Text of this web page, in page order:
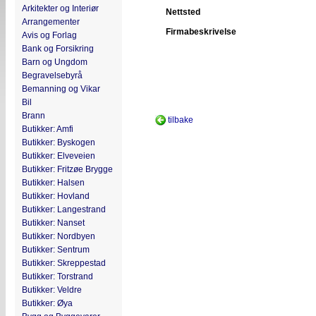
Arkitekter og Interiør
Arrangementer
Avis og Forlag
Bank og Forsikring
Barn og Ungdom
Begravelsebyrå
Bemanning og Vikar
Bil
Brann
Butikker: Amfi
Butikker: Byskogen
Butikker: Elveveien
Butikker: Fritzøe Brygge
Butikker: Halsen
Butikker: Hovland
Butikker: Langestrand
Butikker: Nanset
Butikker: Nordbyen
Butikker: Sentrum
Butikker: Skreppestad
Butikker: Torstrand
Butikker: Veldre
Butikker: Øya
Nettsted
Firmabeskrivelse
tilbake